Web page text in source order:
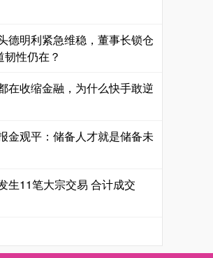
德明利紧急维稳，董事长锁仓
性仍在？
在收缩金融，为什么快手敢逆
金观平：储备人才就是储备未
生11笔大宗交易 合计成交